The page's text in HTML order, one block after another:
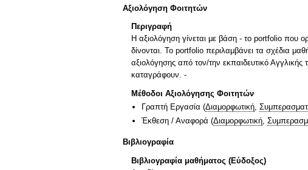
Αξιολόγηση Φοιτητών
Περιγραφή
Η αξιολόγηση γίνεται με βάση - το portfolio που
δίνονται. Το portfolio περιλαμβάνει τα σχέδια
αξιολόγησης από τον/την εκπαιδευτικό
καταγράφουν. -
Μέθοδοι Αξιολόγησης Φοιτητών
Γραπτή Εργασία (Διαμορφωτική,
Έκθεση / Αναφορά (Διαμορφωτική,
Βιβλιογραφία
Βιβλιογραφία μαθήματος (Εύδοξος)